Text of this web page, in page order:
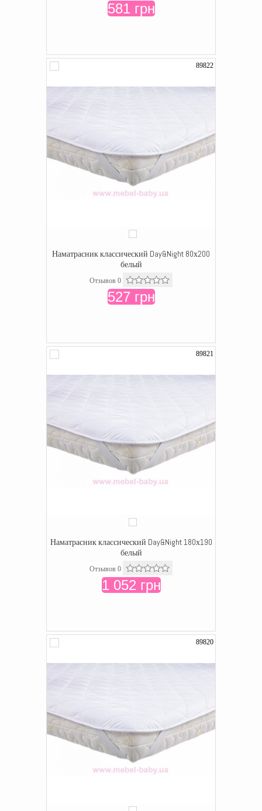
581 грн
89822
Наматрасник классический Day&Night 80х200
белый
Отзывов 0
527 грн
89821
Наматрасник классический Day&Night 180х190
белый
Отзывов 0
1 052 грн
89820